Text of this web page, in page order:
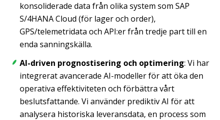
konsoliderade data från olika system som SAP
S/4HANA Cloud (för lager och order),
GPS/telemetridata och API:er från tredje part till en
enda sanningskälla.
AI-driven prognostisering och optimering: Vi har
integrerat avancerade AI-modeller för att öka den
operativa effektiviteten och förbättra vårt
beslutsfattande. Vi använder prediktiv AI för att
analysera historiska leveransdata, en process som